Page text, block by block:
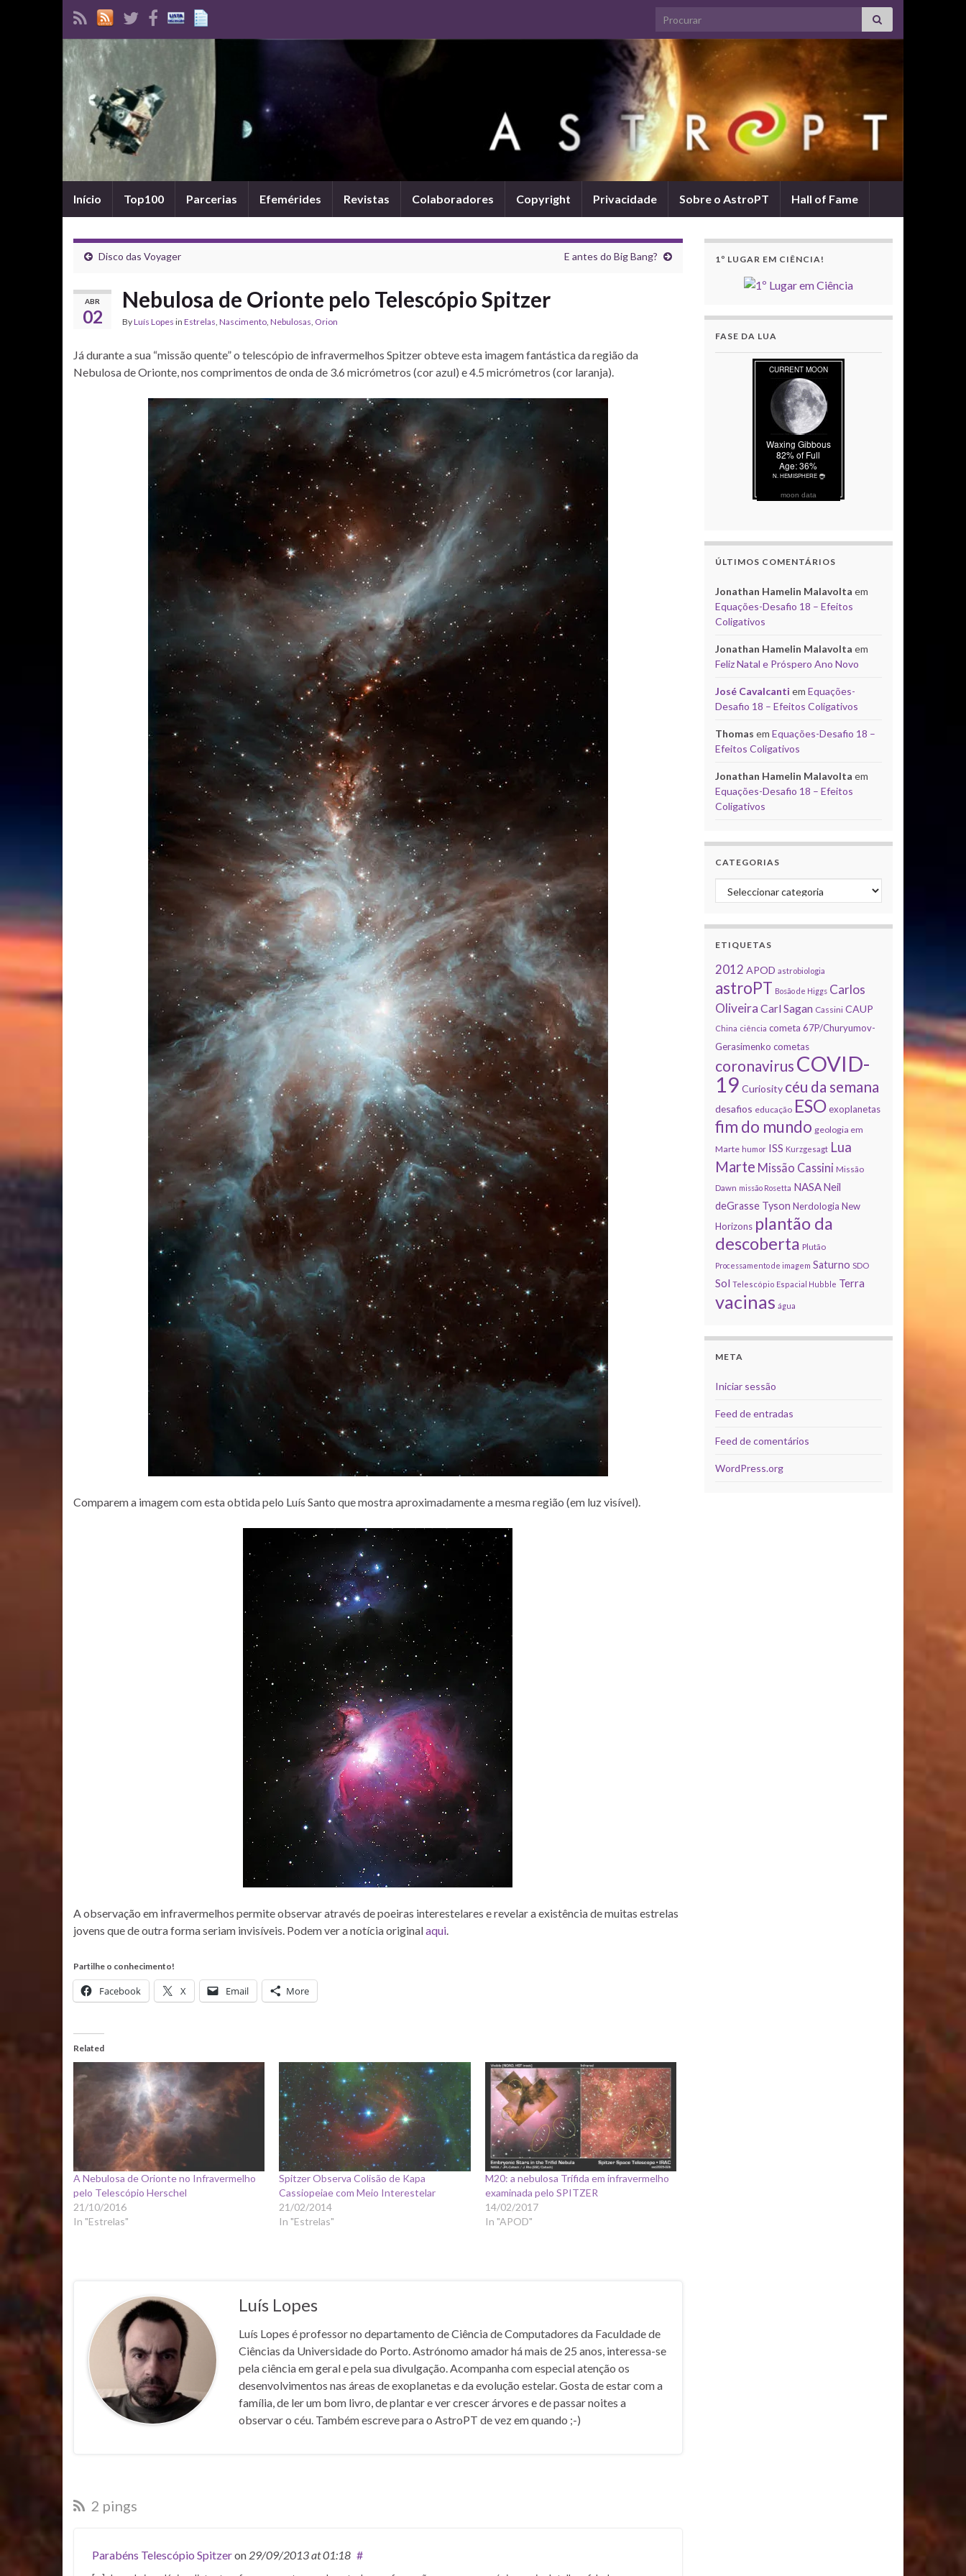
Search for:
Início Top100 Parcerias Efemérides Revistas Colaboradores Copyright Privacidade Sobre o AstroPT Hall of Fame
Disco das Voyager E antes do Big Bang?
ABR
02
Nebulosa de Orionte pelo Telescópio Spitzer
ByLuís Lopes in Estrelas, Nascimento, Nebulosas, Orion
Já durante a sua “missão quente” o telescópio de infravermelhos Spitzer obteve esta imagem fantástica da região da
Nebulosa de Orionte, nos comprimentos de onda de 3.6 micrómetros (cor azul) e 4.5 micrómetros (cor laranja).
Comparem a imagem com esta obtida pelo Luís Santo que mostra aproximadamente a mesma região (em luz visível).
A observação em infravermelhos permite observar através de poeiras interestelares e revelar a existência de muitas estrelas
jovens que de outra forma seriam invisíveis. Podem ver a notícia originalaqui.
Partilhe o conhecimento!
Facebook X Email More
Related
A Nebulosa de Orionte no Infravermelho
pelo Telescópio Herschel
21/10/2016
In "Estrelas"
Spitzer Observa Colisão de Kapa
Cassiopeiae com Meio Interestelar
21/02/2014
In "Estrelas"
M20: a nebulosa Trífida em infravermelho
examinada pelo SPITZER
14/02/2017
In "APOD"
Luís Lopes
Luís Lopes é professor no departamento de Ciência de Computadores da Faculdade de
Ciências da Universidade do Porto. Astrónomo amador há mais de 25 anos, interessa-se
pela ciência em geral e pela sua divulgação. Acompanha com especial atenção os
desenvolvimentos nas áreas de exoplanetas e da evolução estelar. Gosta de estar com a
família, de ler um bom livro, de plantar e ver crescer árvores e de passar noites a
observar o céu. Também escreve para o AstroPT de vez em quando ;-)
2 pings
Parabéns Telescópio Spitzeron 29/09/2013at 01:18 #
1º LUGAR EM CIÊNCIA!
FASE DA LUA
moon data
ÚLTIMOS COMENTÁRIOS
Jonathan Hamelin Malavolta em
Equações-Desafio 18 – Efeitos
Coligativos
Jonathan Hamelin Malavolta em
Feliz Natal e Próspero Ano Novo
José Cavalcanti em Equações-
Desafio 18 – Efeitos Coligativos
Thomas em Equações-Desafio 18 –
Efeitos Coligativos
Jonathan Hamelin Malavolta em
Equações-Desafio 18 – Efeitos
Coligativos
CATEGORIAS
Categorias
ETIQUETAS
2012 APOD astrobiologia
astroPT Bosão de Higgs Carlos
Oliveira Carl Sagan Cassini CAUP
China ciência cometa 67P/Churyumov-
Gerasimenko cometas
coronavirus COVID-
19 Curiosity céu da semana
desafios educação ESO exoplanetas
fim do mundo geologia em
Marte humor ISS Kurzgesagt Lua
Marte Missão Cassini Missão
Dawn missão Rosetta NASA Neil
deGrasse Tyson Nerdologia New
Horizons plantão da
descoberta Plutão
Processamento de imagem Saturno SDO
Sol Telescópio Espacial Hubble Terra
vacinas água
META
Iniciar sessão
Feed de entradas
Feed de comentários
WordPress.org